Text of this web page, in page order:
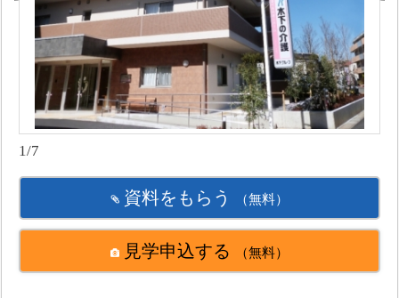
1/7
資料をもらう （無料）
見学申込する （無料）